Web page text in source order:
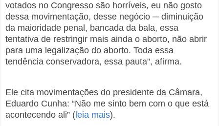
votados no Congresso são horríveis, eu não gosto
dessa movimentação, desse negócio ─ diminuição
da maioridade penal, bancada da bala, essa
tentativa de restringir mais ainda o aborto, não abrir
para uma legalização do aborto. Toda essa
tendência conservadora, essa pauta", afirma.
Ele cita movimentações do presidente da Câmara,
Eduardo Cunha: “Não me sinto bem com o que está
acontecendo ali” ( leia mais).